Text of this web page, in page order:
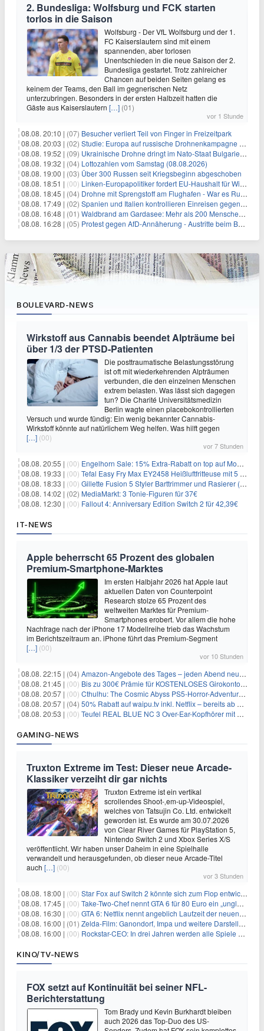
2. Bundesliga: Wolfsburg und FCK starten
torlos in die Saison
Wolfsburg - Der VfL Wolfsburg und der 1.
FC Kaiserslautern sind mit einem
spannenden, aber torlosen
Unentschieden in die neue Saison der 2.
Bundesliga gestartet. Trotz zahlreicher
Chancen auf beiden Seiten gelang es
keinem der Teams, den Ball im gegnerischen Netz
unterzubringen. Besonders in der ersten Halbzeit hatten die
Gäste aus Kaiserslautern […] (01)
vor 1 Stunde
08.08. 20:10 | (07) Besucher verliert Teil von Finger in Freizeitpark
08.08. 20:03 | (02) Studie: Europa auf russische Drohnenkampagne unzureichend vorbereitet
08.08. 19:52 | (09) Ukrainische Drohne dringt im Nato-Staat Bulgarien ein
08.08. 19:32 | (04) Lottozahlen vom Samstag (08.08.2026)
08.08. 19:00 | (03) Über 300 Russen seit Kriegsbeginn abgeschoben
08.08. 18:51 | (00) Linken-Europapolitiker fordert EU-Haushalt für Wirtschaftsumbau
08.08. 18:45 | (04) Drohne mit Sprengstoff am Flughafen - War es Russland?
08.08. 17:49 | (02) Spanien und Italien kontrollieren Einreisen gegenseitig
08.08. 16:48 | (01) Waldbrand am Gardasee: Mehr als 200 Menschen evakuiert
08.08. 16:28 | (05) Protest gegen AfD-Annäherung - Austritte beim BSW Sachsen-Anhalt
BOULEVARD-NEWS
Wirkstoff aus Cannabis beendet Alpträume bei
über 1/3 der PTSD-Patienten
Die posttraumatische Belastungsstörung
ist oft mit wiederkehrenden Alpträumen
verbunden, die den einzelnen Menschen
extrem belasten. Was lässt sich dagegen
tun? Die Charité Universitätsmedizin
Berlin wagte einen placebokontrollierten
Versuch und wurde fündig: Ein wenig bekannter Cannabis-
Wirkstoff könnte auf natürlichem Weg helfen. Was hilft gegen
[…] (00)
vor 7 Stunden
08.08. 20:55 | (00) Engelhorn Sale: 15% Extra-Rabatt on top auf Mode- und Sport-Artikel
08.08. 19:33 | (00) Tefal Easy Fry Max EY2458 Heißluftfritteuse mit 5 Litern für 64,99€
08.08. 18:33 | (00) Gillette Fusion 5 Styler Barttrimmer und Rasierer (All in One) für 16€
08.08. 14:02 | (02) MediaMarkt: 3 Tonie-Figuren für 37€
08.08. 12:30 | (00) Fallout 4: Anniversary Edition Switch 2 für 42,39€
IT-NEWS
Apple beherrscht 65 Prozent des globalen
Premium-Smartphone-Marktes
Im ersten Halbjahr 2026 hat Apple laut
aktuellen Daten von Counterpoint
Research stolze 65 Prozent des
weltweiten Marktes für Premium-
Smartphones erobert. Vor allem die hohe
Nachfrage nach der iPhone 17 Modellreihe trieb das Wachstum
im Berichtszeitraum an. iPhone führt das Premium-Segment
[…] (00)
vor 10 Stunden
08.08. 22:15 | (04) Amazon-Angebote des Tages – jeden Abend neue Deals zum Stöbern
08.08. 21:45 | (00) Bis zu 300€ Prämie für KOSTENLOSES Girokonto bei der Santander – 50€ schon nach 1 Woche!
08.08. 20:57 | (00) Cthulhu: The Cosmic Abyss PS5-Horror-Adventure für 27,99€
08.08. 20:57 | (04) 50% Rabatt auf waipu.tv inkl. Netflix – bereits ab 9€/Monat (statt 17,99€)
08.08. 20:53 | (00) Teufel REAL BLUE NC 3 Over-Ear-Kopfhörer mit ANC für 149,99€
GAMING-NEWS
Truxton Extreme im Test: Dieser neue Arcade-
Klassiker verzeiht dir gar nichts
Truxton Extreme ist ein vertikal
scrollendes Shoot-‚em-up-Videospiel,
welches von Tatsujin Co. Ltd. entwickelt
geworden ist. Es wurde am 30.07.2026
von Clear River Games für PlayStation 5,
Nintendo Switch 2 und Xbox Series X/S
veröffentlicht. Wir haben unser Daheim in eine Spielhalle
verwandelt und herausgefunden, ob dieser neue Arcade-Titel
auch […] (00)
vor 3 Stunden
08.08. 18:00 | (00) Star Fox auf Switch 2 könnte sich zum Flop entwickeln
08.08. 17:45 | (00) Take-Two-Chef nennt GTA 6 für 80 Euro ein „unglaubliches Schnäppchen“
08.08. 16:30 | (00) GTA 6: Netflix nennt angeblich Laufzeit der neuen Gameplay-Präsentation
08.08. 16:00 | (01) Zelda-Film: Ganondorf, Impa und weitere Darsteller sollen feststehen
08.08. 16:00 | (00) Rockstar-CEO: In drei Jahren werden alle Spiele gestreamt
KINO/TV-NEWS
FOX setzt auf Kontinuität bei seiner NFL-
Berichterstattung
Tom Brady und Kevin Burkhardt bleiben
auch 2026 das Top-Duo des US-